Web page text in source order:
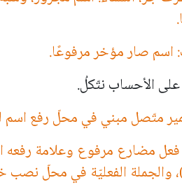
صار مؤخر مرفوعًا.
الأحساب نتّكلُ.
متّصل مبني في محلّ رفع
مضارع مرفوع وعلامة رفعه
والجملة الفعليّة في محلّ نصب